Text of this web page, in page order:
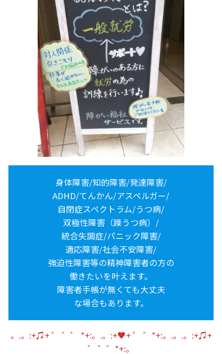
身体障害/知的障害/発達障害/
ADHD/てんかん/アスペルガー/
自閉症スペクトラム/うつ病/
双極性障害（躁うつ病）/
統合失調症/パニック障害/
適応障害/社会不安障害/
強迫性障害等の精神障害者の方の
働きたいを叶えます。
障害者手帳が無くても大丈夫
な場合もあります。
。.。:+♫+ ゜ ゜゜ *+:。.。:+♥+ ゜ ゜*+:。.。.。:+♫+
゜ ゜゜*+:。